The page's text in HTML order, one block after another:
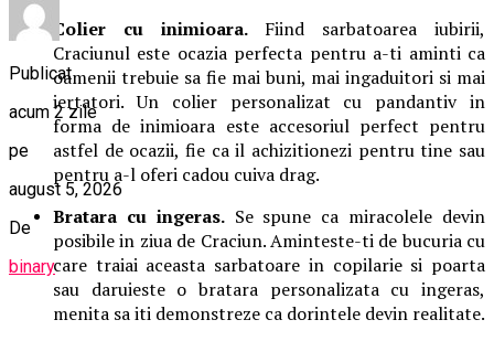
Colier cu inimioara.Fiind sarbatoarea iubirii,
Craciunul este ocazia perfecta pentru a-ti aminti ca
oamenii trebuie sa fie mai buni, mai ingaduitori si mai
iertatori. Un colier personalizat cu pandantiv in
forma de inimioara este accesoriul perfect pentru
astfel de ocazii, fie ca il achizitionezi pentru tine sau
pentru a-l oferi cadou cuiva drag.
Bratara cu ingeras.Se spune ca miracolele devin
posibile in ziua de Craciun. Aminteste-ti de bucuria cu
care traiai aceasta sarbatoare in copilarie si poarta
sau daruieste o bratara personalizata cu ingeras,
menita sa iti demonstreze ca dorintele devin realitate.
Publicat
acum 2 zile
pe
august 5, 2026
De
binary